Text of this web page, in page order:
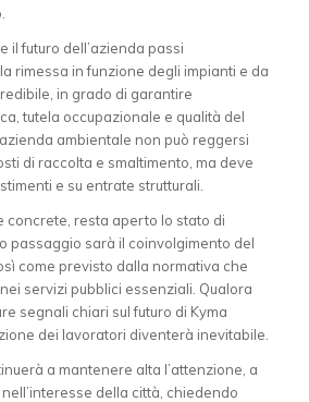
il futuro dell’azienda passi
rimessa in funzione degli impianti e da
in grado di garantire
tutela occupazionale e qualità del
ambientale non può reggersi
di raccolta e smaltimento, ma deve
e su entrate strutturali.
concrete, resta aperto lo stato di
passaggio sarà il coinvolgimento del
come previsto dalla normativa che
servizi pubblici essenziali. Qualora
segnali chiari sul futuro di Kyma
dei lavoratori diventerà inevitabile.
a mantenere alta l’attenzione, a
della città, chiedendo